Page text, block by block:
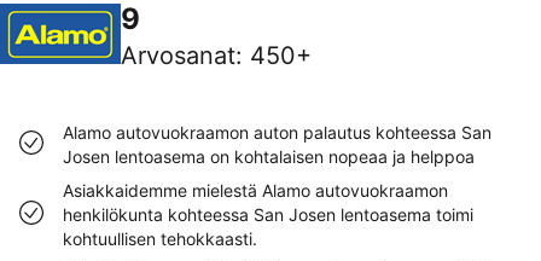
9
Arvosanat: 450+
Alamo autovuokraamon auton palautus kohteessa San
Josen lentoasema on kohtalaisen nopeaa ja helppoa
Asiakkaidemme mielestä Alamo autovuokraamon
henkilökunta kohteessa San Josen lentoasema toimi
kohtuullisen tehokkaasti.